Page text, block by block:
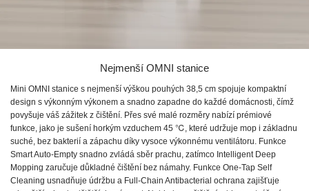
Nejmenší OMNI stanice
Mini OMNI stanice s nejmenší výškou pouhých 38,5 cm spojuje kompaktní
design s výkonným výkonem a snadno zapadne do každé domácnosti, čímž
povyšuje váš zážitek z čištění. Přes své malé rozměry nabízí prémiové
funkce, jako je sušení horkým vzduchem 45 ℃, které udržuje mop i základnu
suché, bez bakterií a zápachu díky vysoce výkonnému ventilátoru. Funkce
Smart Auto-Empty snadno zvládá sběr prachu, zatímco Intelligent Deep
Mopping zaručuje důkladné čištění bez námahy. Funkce One-Tap Self
Cleaning usnadňuje údržbu a Full-Chain Antibacterial ochrana zajišťuje